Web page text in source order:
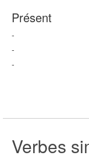
Présent
-
-
-
Verbes